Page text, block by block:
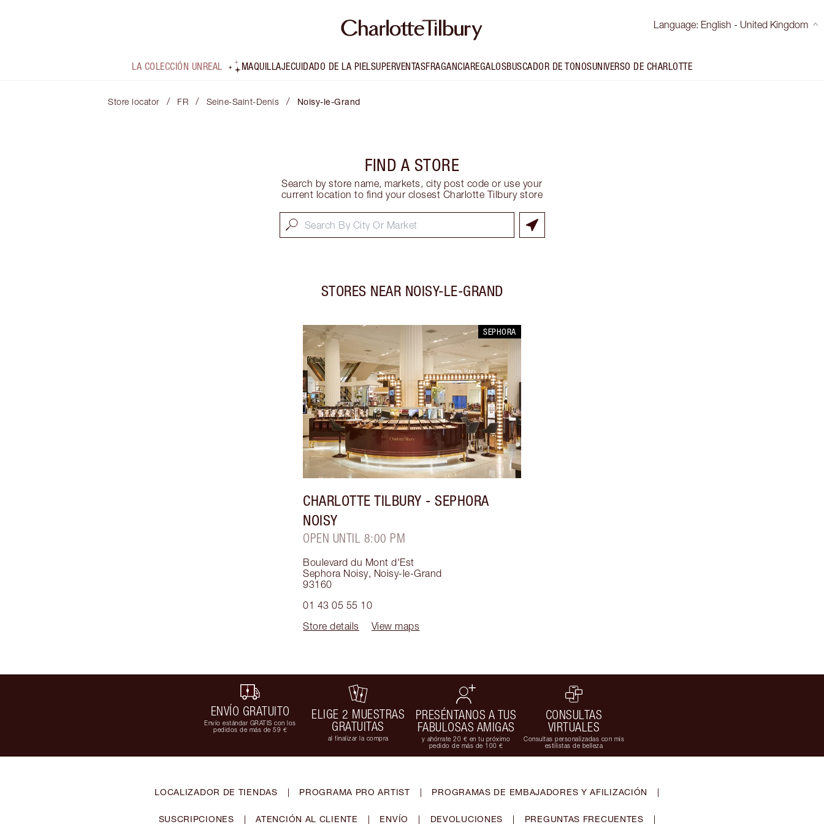
Language: English - United Kingdom
LA COLECCIÓN UNREAL MAQUILLAJECUIDADO DE LA PIELSUPERVENTASFRAGANCIAREGALOSBUSCADOR DE TONOSUNIVERSO DE CHARLOTTE
Store locator / FR / Seine-Saint-Denis / Noisy-le-Grand
FIND A STORE
Search by store name, markets, city post code or use your
current location to find your closest Charlotte Tilbury store
STORES NEAR NOISY-LE-GRAND
SEPHORA
CHARLOTTE TILBURY - SEPHORA
NOISY
OPEN UNTIL 8:00 PM
Boulevard du Mont d'Est
Sephora Noisy, Noisy-le-Grand
93160
01 43 05 55 10
Store details
View maps
ENVÍO GRATUITO
Envío estándar GRATIS con los
pedidos de más de 59 €
ELIGE 2 MUESTRAS
GRATUITAS
al finalizar la compra
PRESÉNTANOS A TUS
FABULOSAS AMIGAS
y ahórrate 20 € en tu próximo
pedido de más de 100 €
CONSULTAS
VIRTUALES
Consultas personalizadas con mis
estilistas de belleza
LOCALIZADOR DE TIENDAS | PROGRAMA PRO ARTIST | PROGRAMAS DE EMBAJADORES Y AFILIZACIÓN |
SUSCRIPCIONES | ATENCIÓN AL CLIENTE | ENVÍO | DEVOLUCIONES | PREGUNTAS FRECUENTES |